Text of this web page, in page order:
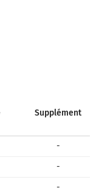
Supplément
-
-
-